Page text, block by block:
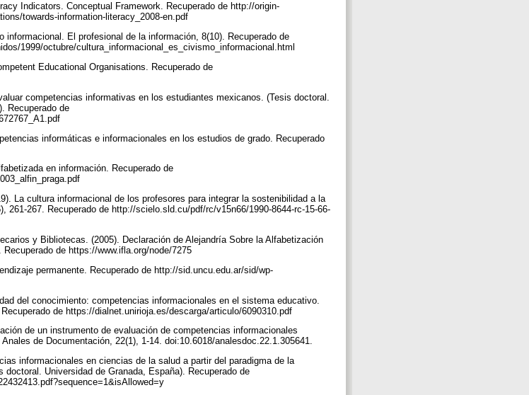
Indicators. Conceptual Framework. Recuperado de http://origin-
towards-information-literacy_2008-en.pdf
El profesional de la información, 8(10). Recuperado de
1999/octubre/cultura_informacional_es_civismo_informacional.html
Educational Organisations. Recuperado de
competencias informativas en los estudiantes mexicanos. (Tesis doctoral.
Recuperado de
informáticas e informacionales en los estudios de grado. Recuperado
en información. Recuperado de
La cultura informacional de los profesores para integrar la sostenibilidad a la
261-267. Recuperado de http://scielo.sld.cu/pdf/rc/v15n66/1990-8644-rc-15-66-
y Bibliotecas. (2005). Declaración de Alejandría Sobre la Alfabetización
de https://www.ifla.org/node/7275
permanente. Recuperado de http://sid.uncu.edu.ar/sid/wp-
del conocimiento: competencias informacionales en el sistema educativo.
de https://dialnet.unirioja.es/descarga/articulo/6090310.pdf
de un instrumento de evaluación de competencias informacionales
de Documentación, 22(1), 1-14. doi:10.6018/analesdoc.22.1.305641.
informacionales en ciencias de la salud a partir del paradigma de la
Universidad de Granada, España). Recuperado de